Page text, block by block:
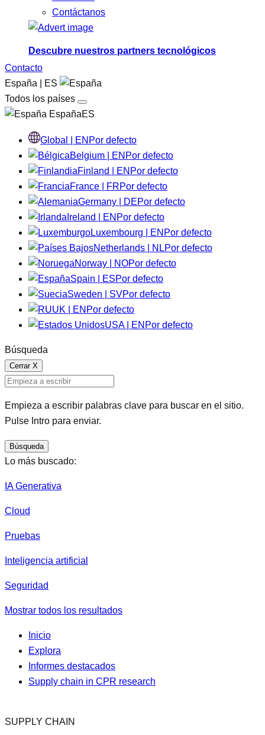
Contáctanos
Descubre nuestros partners tecnológicos
Contacto
España | ES
Todos los países
EspañaES
Global | EN Por defecto
Belgium | EN Por defecto
Finland | EN Por defecto
France | FRPor defecto
Germany | DEPor defecto
Ireland | EN Por defecto
Luxembourg | EN Por defecto
Netherlands | NLPor defecto
Norway | NOPor defecto
Spain | ESPor defecto
Sweden | SVPor defecto
UK | EN Por defecto
USA | EN Por defecto
Búsqueda
Cerrar X
Empieza a escribir palabras clave para buscar en el sitio.
Pulse Intro para enviar.
Búsqueda
Lo más buscado:
IA Generativa
Cloud
Pruebas
Inteligencia artificial
Seguridad
Mostrar todos los resultados
Inicio
Explora
Informes destacados
Supply chain in CPR research
SUPPLY CHAIN